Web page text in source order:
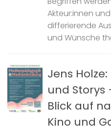
Akteur:innen
differierende
und Wünsche
Jens
und Storys
Blick auf
Kino und